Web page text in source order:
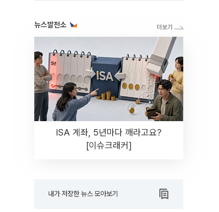
뉴스발전소
ISA 계좌, 5년마다 깨라고요?
[이슈크래커]
내가 저장한 뉴스 모아보기